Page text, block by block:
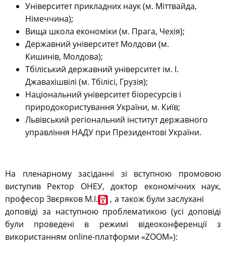
Університет прикладних наук (м. Міттвайда,
Німеччина);
Вища школа економіки (м. Прага, Чехія);
Державний університет Молдови (м.
Кишинів, Молдова);
Тбіліський державний університет ім. І.
Джавахішвілі (м. Тбілісі, Грузія);
Національний університет біоресурсів і
природокористування України, м. Київ;
Львівський регіональний інститут державного
управління НАДУ при Президентові України.
На пленарному засіданні зі вступною промовою
виступив Ректор ОНЕУ, доктор економічних наук,
професор Звєряков М.І.
, а також були заслухані
доповіді за наступною проблематикою (усі доповіді
були проведені в режимі відеоконференції з
використанням online-платформи «ZOOM»):